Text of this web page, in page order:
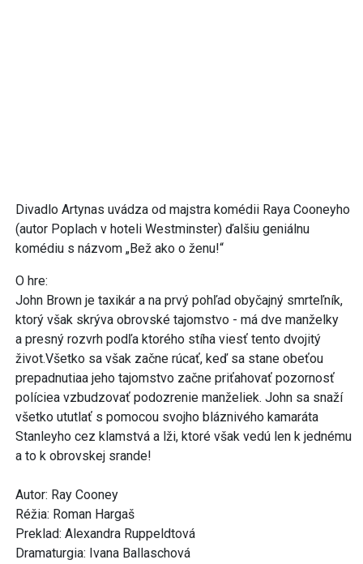
Divadlo Artynas uvádza od majstra komédii Raya Cooneyho
(autor Poplach v hoteli Westminster) ďalšiu geniálnu
komédiu s názvom „Bež ako o ženu!“
O hre:
John Brown je taxikár a na prvý pohľad obyčajný smrteľník,
ktorý však skrýva obrovské tajomstvo - má dve manželky
a presný rozvrh podľa ktorého stíha viesť tento dvojitý
život.Všetko sa však začne rúcať, keď sa stane obeťou
prepadnutiaa jeho tajomstvo začne priťahovať pozornosť
políciea vzbudzovať podozrenie manželiek. John sa snaží
všetko ututlať s pomocou svojho bláznivého kamaráta
Stanleyho cez klamstvá a lži, ktoré však vedú len k jednému
a to k obrovskej srande!
Autor: Ray Cooney
Réžia: Roman Hargaš
Preklad: Alexandra Ruppeldtová
Dramaturgia: Ivana Ballaschová